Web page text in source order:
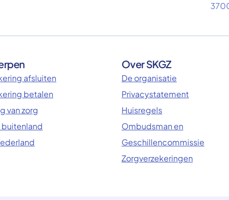
afsluiten
betalen
van zorg
buitenland
Over SKGZ
De organisatie
Privacystatement
Huisregels
Ombudsman en
Geschillencommissie
Zorgverzekeringen